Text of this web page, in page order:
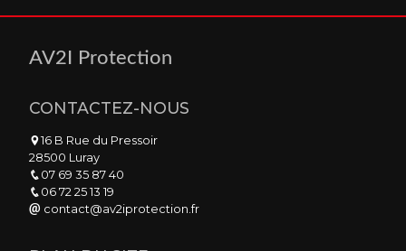
AV2I Protection
CONTACTEZ-NOUS
16 B Rue du Pressoir
28500 Luray
07 69 35 87 40
06 72 25 13 19
contact@av2iprotection.fr